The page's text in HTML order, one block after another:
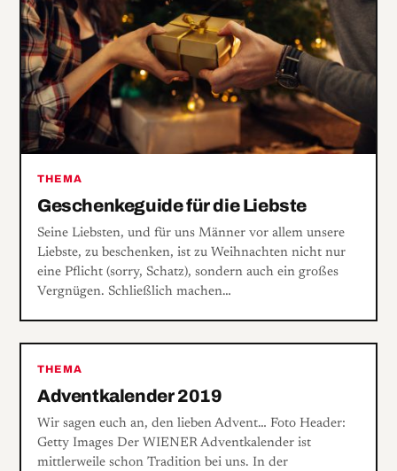
THEMA
Geschenkeguide für die Liebste
Seine Liebsten, und für uns Männer vor allem unsere
Liebste, zu beschenken, ist zu Weihnachten nicht nur
eine Pflicht (sorry, Schatz), sondern auch ein großes
Vergnügen. Schließlich machen…
THEMA
Adventkalender 2019
Wir sagen euch an, den lieben Advent… Foto Header:
Getty Images Der WIENER Adventkalender ist
mittlerweile schon Tradition bei uns. In der